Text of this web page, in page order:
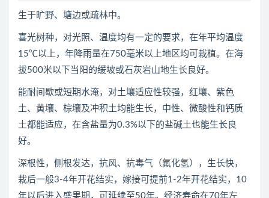
生于旷野、塘边或疏林中。
喜光树种，对光照、温度均有一定的要求，在年平均温度
15℃以上，年降雨量在750毫米以上地区均可栽植。在海
拔500米以下当阳的缓坡或石灰岩山地生长良好。
能耐间歇或短期水淹，对土壤适应性较强，红壤、紫色
土、黄壤、棕壤及冲积土均能生长，中性、微酸性和钙质
土都能适应，在含盐量为0.3%以下的盐碱土也能生长良
好。
深根性，侧根发达，抗风、抗毒气（氟化氢），生长快，
栽后一般3-4年开花结实，嫁接可提前1-2年开花结实，10
年以后进入盛果期，可延续至50年。经济寿命在70年左